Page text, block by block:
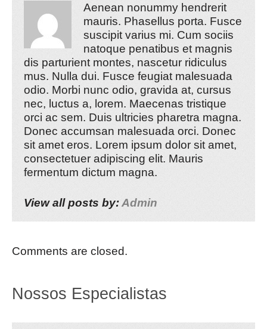
Aenean nonummy hendrerit
mauris. Phasellus porta. Fusce
suscipit varius mi. Cum sociis
natoque penatibus et magnis
dis parturient montes, nascetur ridiculus
mus. Nulla dui. Fusce feugiat malesuada
odio. Morbi nunc odio, gravida at, cursus
nec, luctus a, lorem. Maecenas tristique
orci ac sem. Duis ultricies pharetra magna.
Donec accumsan malesuada orci. Donec
sit amet eros. Lorem ipsum dolor sit amet,
consectetuer adipiscing elit. Mauris
fermentum dictum magna.
View all posts by:Admin
Comments are closed.
Nossos Especialistas